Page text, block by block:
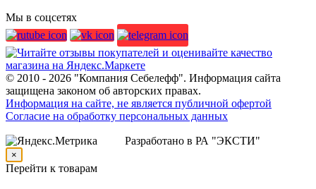
Мы в соцсетях
© 2010 - 2026 "Компания Себелефф". Информация сайта
защищена законом об авторских правах.
Информация на сайте, не является публичной офертой
Согласие на обработку персональных данных
Разработано в РА "ЭКСТИ"
×
Перейти к товарам